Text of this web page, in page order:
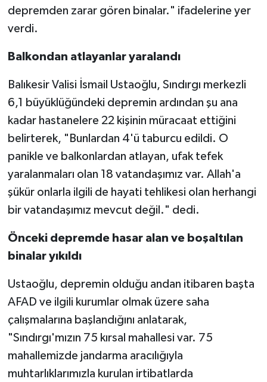
depremden zarar gören binalar." ifadelerine yer
verdi.
Balkondan atlayanlar yaralandı
Balıkesir Valisi İsmail Ustaoğlu, Sındırgı merkezli
6,1 büyüklüğündeki depremin ardından şu ana
kadar hastanelere 22 kişinin müracaat ettiğini
belirterek, "Bunlardan 4'ü taburcu edildi. O
panikle ve balkonlardan atlayan, ufak tefek
yaralanmaları olan 18 vatandaşımız var. Allah'a
şükür onlarla ilgili de hayati tehlikesi olan herhangi
bir vatandaşımız mevcut değil." dedi.
Önceki depremde hasar alan ve boşaltılan
binalar yıkıldı
Ustaoğlu, depremin olduğu andan itibaren başta
AFAD ve ilgili kurumlar olmak üzere saha
çalışmalarına başlandığını anlatarak,
"Sındırgı'mızın 75 kırsal mahallesi var. 75
mahallemizde jandarma aracılığıyla
muhtarlıklarımızla kurulan irtibatlarda